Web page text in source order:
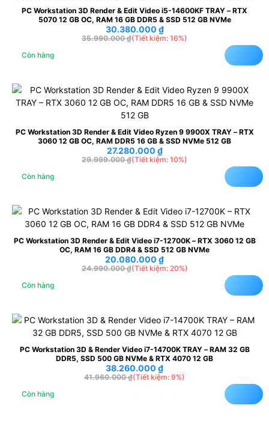
PC Workstation 3D Render & Edit Video i5-14600KF TRAY – RTX
5070 12 GB OC, RAM 16 GB DDR5 & SSD 512 GB NVMe
(Tiết kiệm: 16%)
35.990.000₫
30.380.000 ₫
Còn hàng
PC Workstation 3D Render & Edit Video Ryzen 9 9900X TRAY – RTX
3060 12 GB OC, RAM DDR5 16 GB & SSD NVMe 512 GB
(Tiết kiệm: 10%)
29.999.000₫
27.280.000 ₫
Còn hàng
PC Workstation 3D Render & Edit Video i7-12700K – RTX 3060 12 GB
OC, RAM 16 GB DDR4 & SSD 512 GB NVMe
(Tiết kiệm: 20%)
24.990.000₫
20.080.000 ₫
Còn hàng
PC Workstation 3D & Render Video i7-14700K TRAY – RAM 32 GB
DDR5, SSD 500 GB NVMe & RTX 4070 12 GB
(Tiết kiệm: 9%)
41.960.000₫
38.260.000 ₫
Còn hàng